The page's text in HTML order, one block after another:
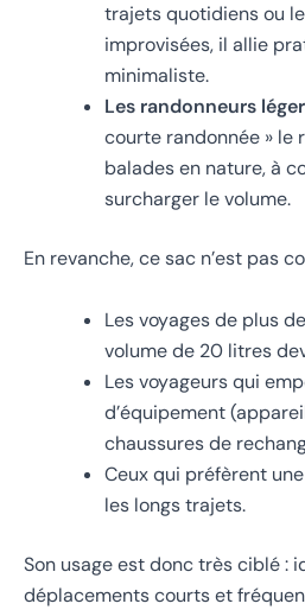
trajets quotidiens ou
improvisées, il allie
minimaliste.
Les randonneurs
courte randonnée » le
balades en nature, à
surcharger le volume.
En revanche, ce sac n’est pas
Les voyages de plus
volume de 20 litres
Les voyageurs qui
d’équipement
chaussures de
Ceux qui préfèrent
les longs trajets.
Son usage est donc très ciblé :
déplacements courts et